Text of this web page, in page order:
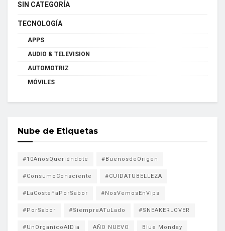
SIN CATEGORÍA
TECNOLOGÍA
APPS
AUDIO & TELEVISION
AUTOMOTRIZ
MÓVILES
Nube de Etiquetas
#10AñosQueriéndote #BuenosdeOrigen
#ConsumoConsciente #CUIDATUBELLEZA
#LaCosteñaPorSabor #NosVemosEnVips
#PorSabor #SiempreATuLado #SNEAKERLOVER
#UnOrganicoAlDia AÑO NUEVO Blue Monday